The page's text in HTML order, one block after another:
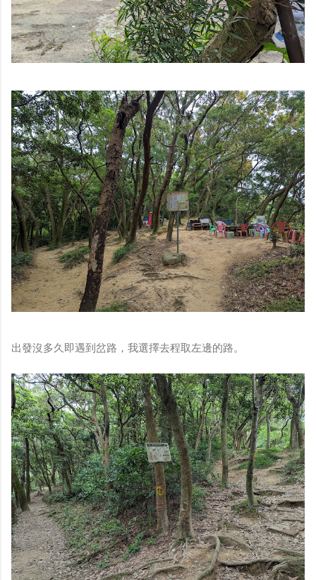
出發沒多久即遇到岔路，我選擇去程取左邊的路。